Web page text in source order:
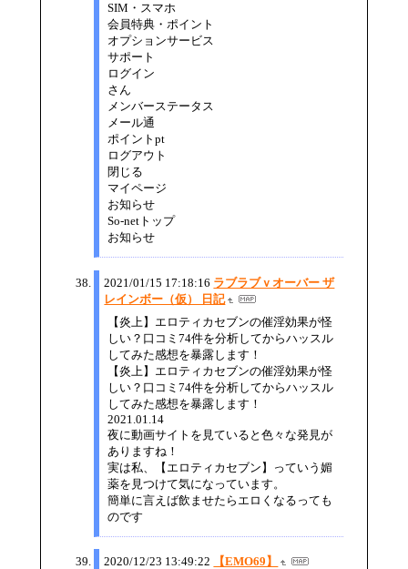
SIM・スマホ
会員特典・ポイント
オプションサービス
サポート
ログイン
さん
メンバーステータス
メール通
ポイントpt
ログアウト
閉じる
マイページ
お知らせ
So-netトップ
お知らせ
2021/01/15 17:18:16 ラブラブｖオーバー ザ
レインボー（仮） 日記
【炎上】エロティカセブンの催淫効果が怪
しい？口コミ74件を分析してからハッスル
してみた感想を暴露します！
【炎上】エロティカセブンの催淫効果が怪
しい？口コミ74件を分析してからハッスル
してみた感想を暴露します！
2021.01.14
夜に動画サイトを見ていると色々な発見が
ありますね！
実は私、【エロティカセブン】っていう媚
薬を見つけて気になっています。
簡単に言えば飲ませたらエロくなるっても
のです
2020/12/23 13:49:22
【EMO69】